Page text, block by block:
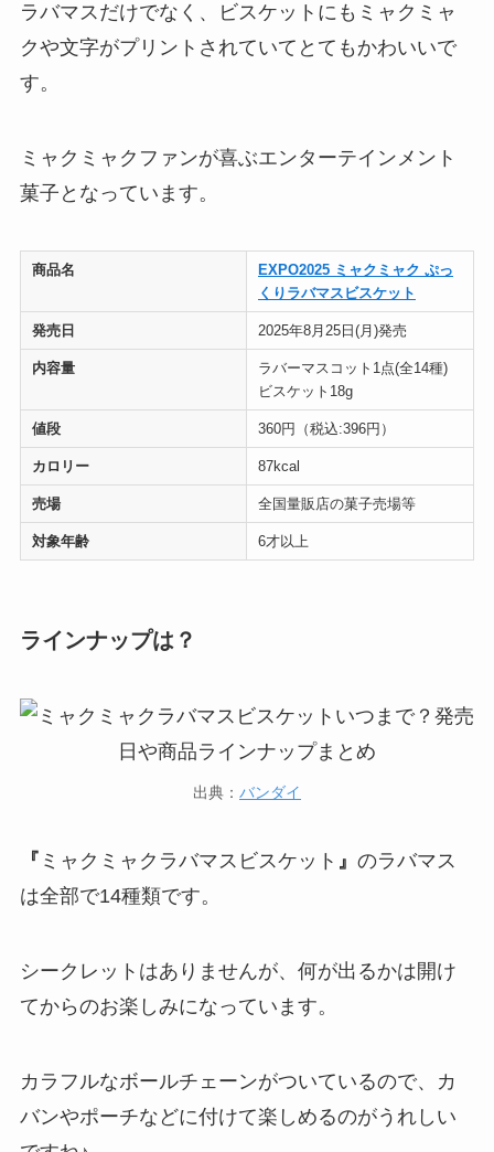
ラバマスだけでなく、ビスケットにもミャクミャ
クや文字がプリントされていてとてもかわいいで
す。
ミャクミャクファンが喜ぶエンターテインメント
菓子となっています。
商品名
EXPO2025 ミャクミャク ぷっ
くりラバマスビスケット
発売日 2025年8月25日(月)発売
内容量
ラバーマスコット1点(全14種)
ビスケット18g
値段 360円（税込:396円）
カロリー 87kcal
売場 全国量販店の菓子売場等
対象年齢 6才以上
ラインナップは？
出典： バンダイ
『 ミャクミャクラバマスビスケット 』 のラバマス
は全部で14種類です。
シークレットはありませんが、何が出るかは開け
てからのお楽しみになっています。
カラフルなボールチェーンがついているので、カ
バンやポーチなどに付けて楽しめるのがうれしい